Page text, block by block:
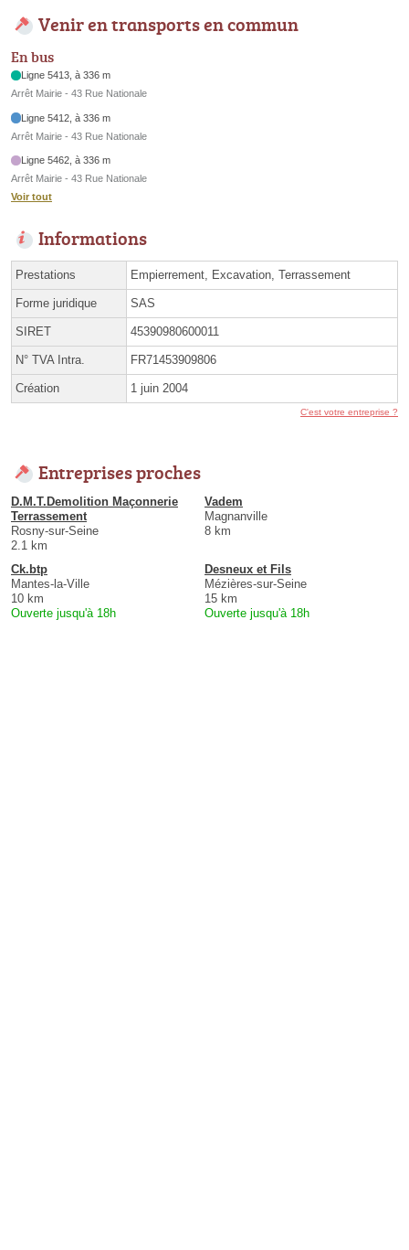
Venir en transports en commun
En bus
Ligne 5413, à 336 m
Arrêt Mairie - 43 Rue Nationale
Ligne 5412, à 336 m
Arrêt Mairie - 43 Rue Nationale
Ligne 5462, à 336 m
Arrêt Mairie - 43 Rue Nationale
Voir tout
Informations
Prestations Empierrement, Excavation, Terrassement
Forme juridique SAS
SIRET 45390980600011
N° TVA Intra. FR71453909806
Création 1 juin 2004
C'est votre entreprise ?
Entreprises proches
D.M.T.Demolition Maçonnerie
Terrassement
Rosny-sur-Seine
2.1 km
Vadem
Magnanville
8 km
Ck.btp
Mantes-la-Ville
10 km
Ouverte jusqu'à 18h
Desneux et Fils
Mézières-sur-Seine
15 km
Ouverte jusqu'à 18h